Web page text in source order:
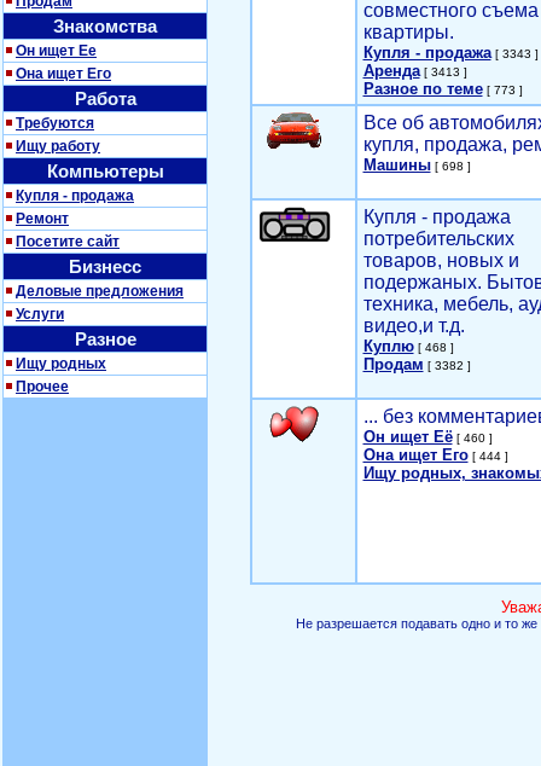
Знакомства
Он ищет Ее
Она ищет Его
Работа
Требуются
Ищу работу
Компьютеры
Купля - продажа
Ремонт
Посетите сайт
Бизнесс
Деловые предложения
Услуги
Разное
Ищу родных
Прочее
совместного съема
квартиры.
Купля - продажа[ 3343 ]
Аренда[ 3413 ]
Разное по теме[ 773 ]
Все об
купля, продажа,
Машины[ 698 ]
Купля - продажа
потребительских
товаров, новых и
подержаных.
техника, мебель,
видео,и т.д.
Куплю[ 468 ]
Продам [ 3382 ]
... без
Он ищет Её[ 460 ]
Она ищет Его[ 444 ]
Ищу родных,
Не разрешается подавать одно и то